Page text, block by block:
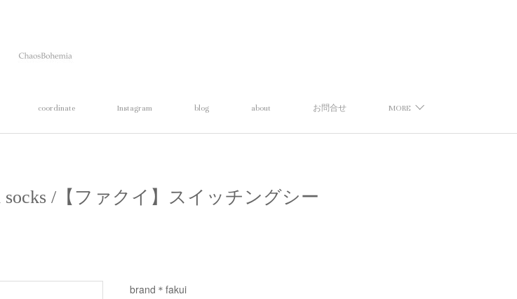
coordinate Instagram blog about お問合せ MORE
socks /【ファクイ】スイッチングシー
brand＊fakui